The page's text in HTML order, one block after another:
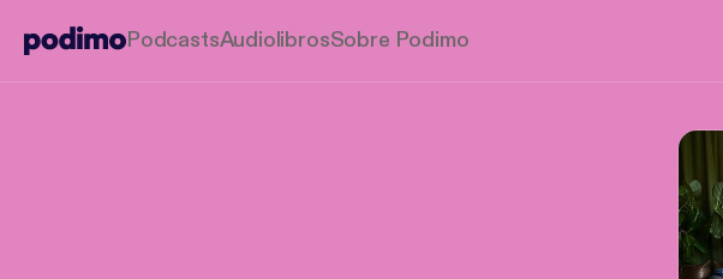
PodcastsAudiolibrosSobre Podimo